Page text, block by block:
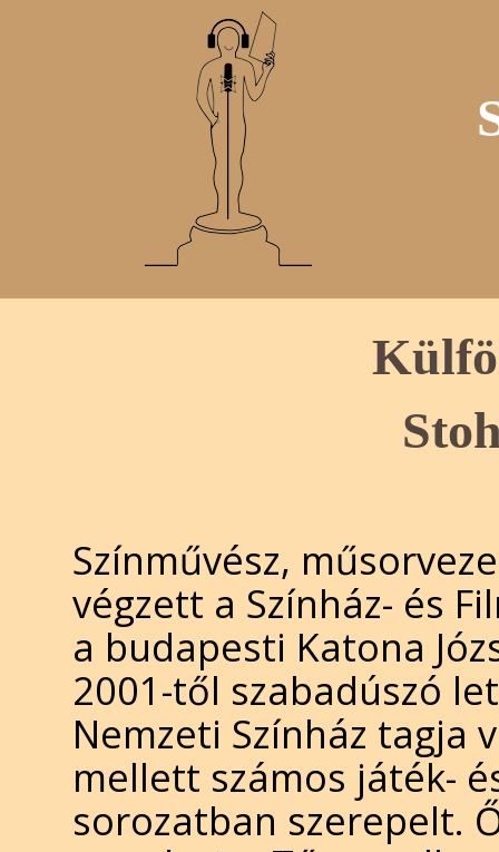
Színművész,
végzett a Színház- és
a budapesti Katona
2001-től szabadúszó
Nemzeti Színház tagja
mellett számos játék-
sorozatban szerepelt.